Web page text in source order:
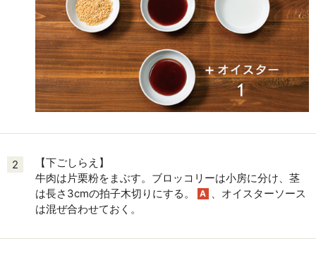
2
【下ごしらえ】
牛肉は片栗粉をまぶす。ブロッコリーは小房に分け、茎
は長さ3cmの拍子木切りにする。
A 、オイスターソース
は混ぜ合わせておく。